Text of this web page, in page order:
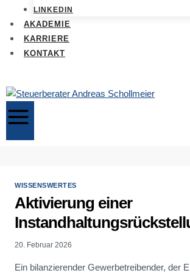
LINKEDIN
AKADEMIE
KARRIERE
KONTAKT
WISSENSWERTES
Aktivierung einer
20. Februar 2026
Ein bilanzierender Gewerbetreibender, der